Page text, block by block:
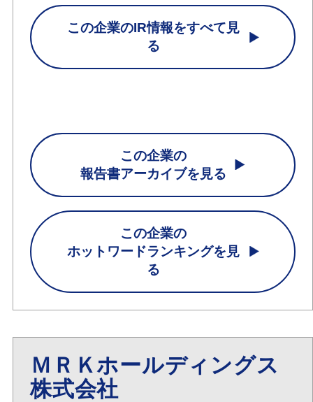
この企業のIR情報をすべて見
る
この企業の
報告書アーカイブを見る
この企業の
ホットワードランキングを見
る
ＭＲＫホールディングス
株式会社